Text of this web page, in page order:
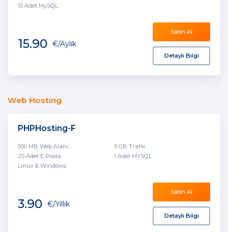
15 Adet MySQL
15.90 €/Aylık
Satın Al
Detaylı Bilgi
Web Hosting
PHPHosting-F
500 MB Web Alanı
5 GB Trafik
25 Adet E-Posta
1 Adet MYSQL
Linux & Windows
3.90 €/Yıllık
Satın Al
Detaylı Bilgi